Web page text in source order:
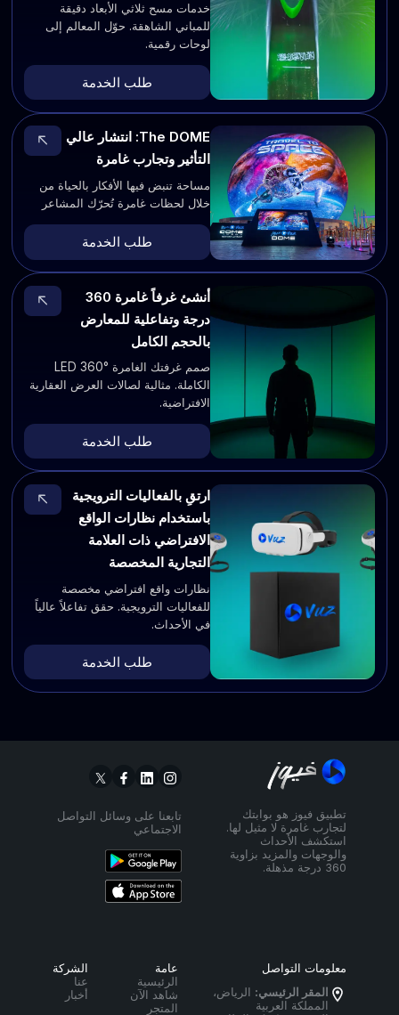
خدمات مسح ثلاثي الأبعاد دقيقة
للمباني الشاهقة. حوّل المعالم إلى
لوحات رقمية.
طلب الخدمة
The DOME: انتشار عالي
التأثير وتجارب غامرة
مساحة تنبض فيها الأفكار بالحياة من
خلال لحظات غامرة تُحرّك المشاعر
طلب الخدمة
أنشئ غرفاً غامرة 360
درجة وتفاعلية للمعارض
بالحجم الكامل
صمم غرفتك الغامرة LED 360°
الكاملة. مثالية لصالات العرض العقارية
الافتراضية.
طلب الخدمة
ارتقِ بالفعاليات الترويجية
باستخدام نظارات الواقع
الافتراضي ذات العلامة
التجارية المخصصة
نظارات واقع افتراضي مخصصة
للفعاليات الترويجية. حقق تفاعلاً عالياً
في الأحداث.
طلب الخدمة
تطبيق فيوز هو بوابتك
لتجارب غامرة لا مثيل لها.
استكشف الأحداث
والوجهات والمزيد بزاوية
360 درجة مذهلة.
معلومات التواصل
المقر الرئيسي: الرياض،
المملكة العربية
عامة
الرئيسية
شاهد الآن
المتجر
الشركة
عنا
أخبار
تابعنا على وسائل التواصل
الاجتماعي